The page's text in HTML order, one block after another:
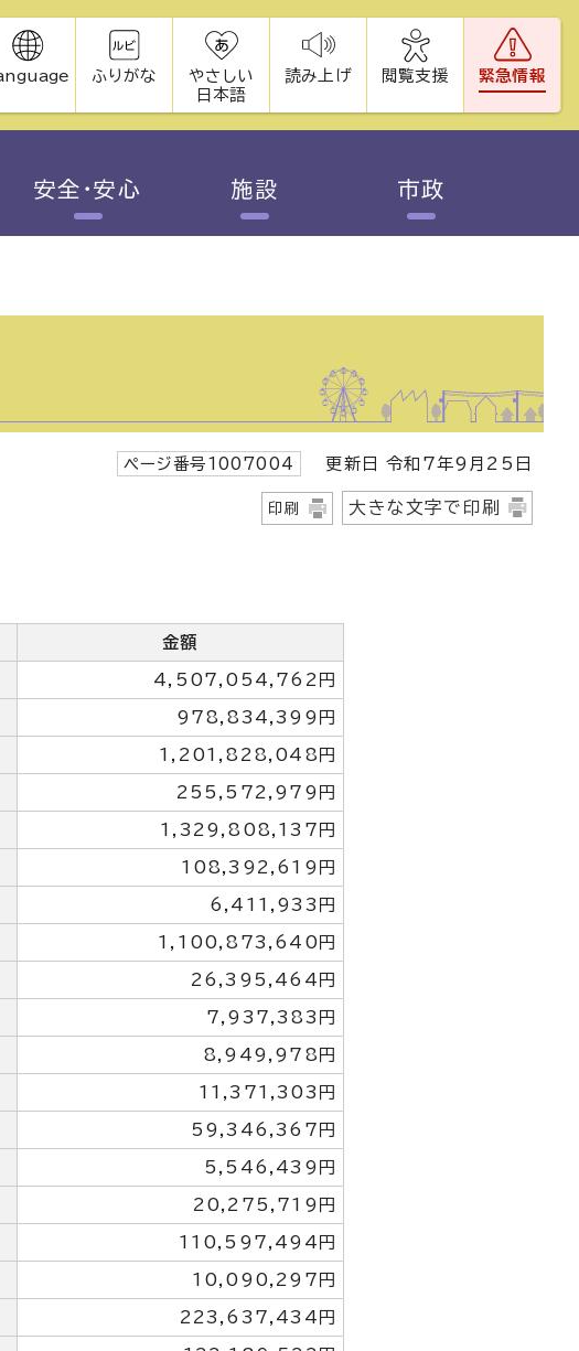
ふりがな
やさしい
日本語
読み上げ 閲覧支援 緊急情報
安全・安心 施設 市政
ページ番号1007004 更新日 令和7年9月25日
印刷 大きな文字で印刷
金額
4,507,054,762円
978,834,399円
1,201,828,048円
255,572,979円
1,329,808,137円
108,392,619円
6,411,933円
1,100,873,640円
26,395,464円
7,937,383円
8,949,978円
11,371,303円
59,346,367円
5,546,439円
20,275,719円
110,597,494円
10,090,297円
223,637,434円